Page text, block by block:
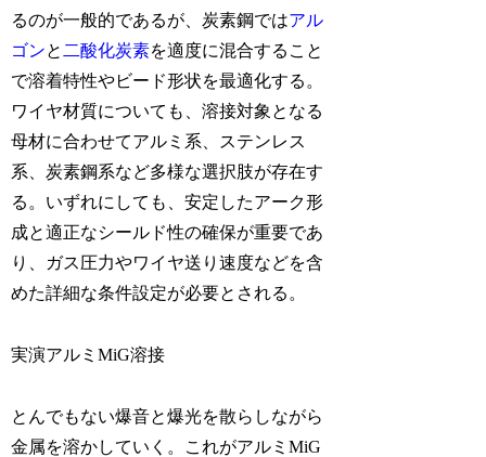
るのが一般的であるが、炭素鋼ではアル
ゴンと 二酸化炭素を適度に混合すること
で溶着特性やビード形状を最適化する。
ワイヤ材質についても、溶接対象となる
母材に合わせてアルミ系、ステンレス
系、炭素鋼系など多様な選択肢が存在す
る。いずれにしても、安定したアーク形
成と適正なシールド性の確保が重要であ
り、ガス圧力やワイヤ送り速度などを含
めた詳細な条件設定が必要とされる。
実演アルミMiG溶接
とんでもない爆音と爆光を散らしながら
金属を溶かしていく。これがアルミMiG